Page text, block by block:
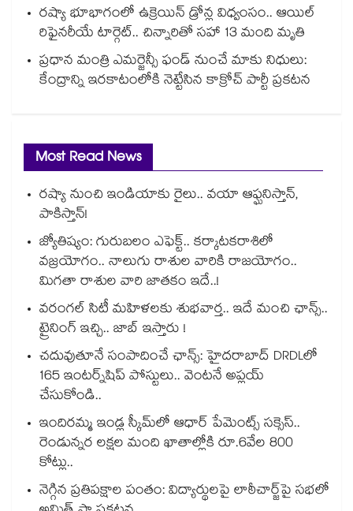
రష్యా భూభాగంలో ఉక్రెయిన్ డ్రోన్ల విధ్వంసం.. ఆయిల్
రిఫైనరీయే టార్గెట్.. చిన్నారితో సహా 13 మంది మృతి
ప్రధాన మంత్రి ఎమర్జెన్సీ ఫండ్ నుంచే మాకు నిధులు:
కేంద్రాన్ని ఇరకాటంలోకి నెట్టేసిన కాక్రోచ్ పార్టీ ప్రకటన
Most Read News
రష్యా నుంచి ఇండియాకు రైలు.. వయా ఆఫ్ఘనిస్తాన్,
పాకిస్తాన్!
జ్యోతిష్యం: గురుబలం ఎఫెక్ట్.. కర్కాటకరాశిలో
వజ్రయోగం.. నాలుగు రాశుల వారికి రాజయోగం..
మిగతా రాశుల వారి జాతకం ఇదే..!
వరంగల్ సిటీ మహిళలకు శుభవార్త.. ఇదే మంచి ఛాన్స్..
ట్రైనింగ్ ఇచ్చి.. జాబ్ ఇస్తారు !
చదువుతూనే సంపాదించే ఛాన్స్: హైదరాబాద్ DRDLలో
165 ఇంటర్న్‌షిప్ పోస్టులు.. వెంటనే అప్లయ్
చేసుకోండి..
ఇందిరమ్మ ఇండ్ల స్కీమ్‌‌‌‌‌‌‌‌లో ఆధార్ పేమెంట్స్ సక్సెస్..
రెండున్నర లక్షల మంది ఖాతాల్లోకి రూ.6వేల 800
కోట్లు..
నెగ్గిన ప్రతిపక్షాల పంతం: విద్యార్థులపై లాఠీచార్జ్‎పై సభలో